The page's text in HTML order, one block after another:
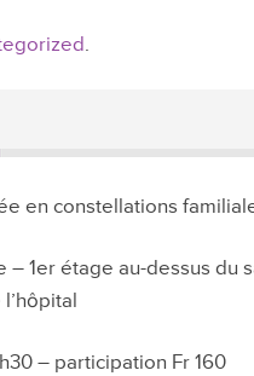
février
.
en constellations
– 1er étage au-dessus du
– participation Fr 160